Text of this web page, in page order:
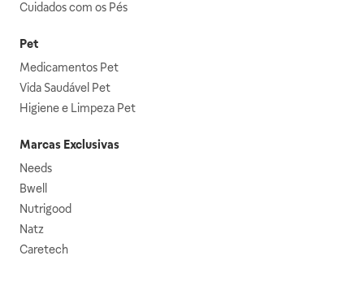
Cuidados com os Pés
Pet
Medicamentos Pet
Vida Saudável Pet
Higiene e Limpeza Pet
Marcas Exclusivas
Needs
Bwell
Nutrigood
Natz
Caretech